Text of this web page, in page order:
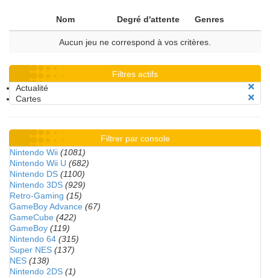
Nom Degré d'attente Genres
Aucun jeu ne correspond à vos critères.
Filtres actifs
Actualité
Cartes
Filtrer par console
Nintendo Wii (1081)
Nintendo Wii U (682)
Nintendo DS (1100)
Nintendo 3DS (929)
Retro-Gaming (15)
GameBoy Advance (67)
GameCube (422)
GameBoy (119)
Nintendo 64 (315)
Super NES (137)
NES (138)
Nintendo 2DS (1)